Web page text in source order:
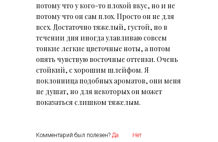
потому что у кого-то плохой вкус, но и не
потому что он сам плох. Просто он не для
всех. Достаточно тяжелый, густой, но в
течении дня иногда улавливаю совсем
тонкие легкие цветочные ноты, а потом
опять чувствую восточные оттенки. Очень
стойкий, с хорошим шлейфом. Я
поклонница подобных ароматов, они меня
не душат, но для некоторых он может
показаться слишком тяжелым.
Комментарий был полезен? Да Нет